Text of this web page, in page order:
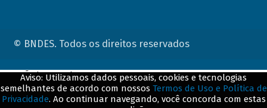
© BNDES. Todos os direitos reservados
Aviso: Utilizamos dados pessoais, cookies e tecnologias
semelhantes de acordo com nossos Termos de Uso e Política de
Privacidade. Ao continuar navegando, você concorda com estas
ConteÃºdo complementar
${title}${badge}